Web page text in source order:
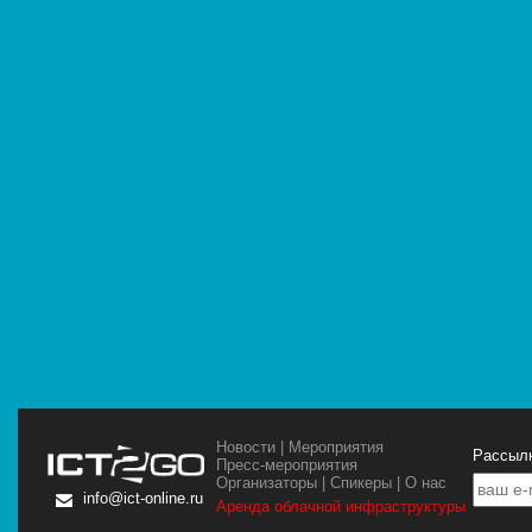
info@ict-online.ru
Новости | Мероприятия
Пресс-мероприятия
Организаторы |Спикеры |О нас
Аренда облачной инфраструктуры